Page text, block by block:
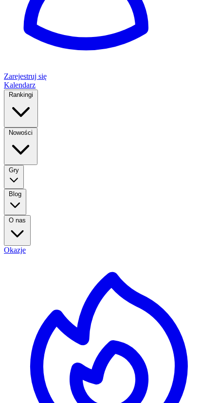
Zarejestruj się
Kalendarz
Rankingi
Nowości
Gry
Blog
O nas
Okazje